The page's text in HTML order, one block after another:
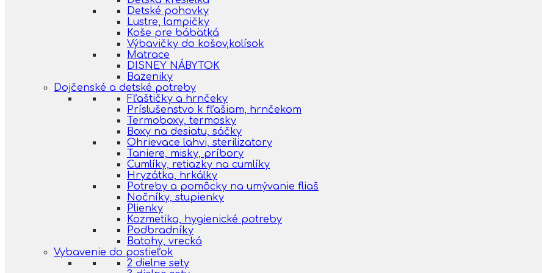
Detské pohovky
Lustre, lampičky
Koše pre bábätká
Výbavičky do košov,kolísok
Matrace
DISNEY NÁBYTOK
Bazeniky
Dojčenské a detské potreby
Fľaštičky a hrnčeky
Príslušenstvo k fľašiam, hrnčekom
Termoboxy, termosky
Boxy na desiatu, sáčky
Ohrievace lahvi, sterilizatory
Taniere, misky, príbory
Cumlíky, retiazky na cumlíky
Hryzátka, hrkálky
Potreby a pomôcky na umývanie fliaš
Nočníky, stupienky
Plienky
Kozmetika, hygienické potreby
Podbradníky
Batohy, vrecká
Vybavenie do postieľok
2 dielne sety